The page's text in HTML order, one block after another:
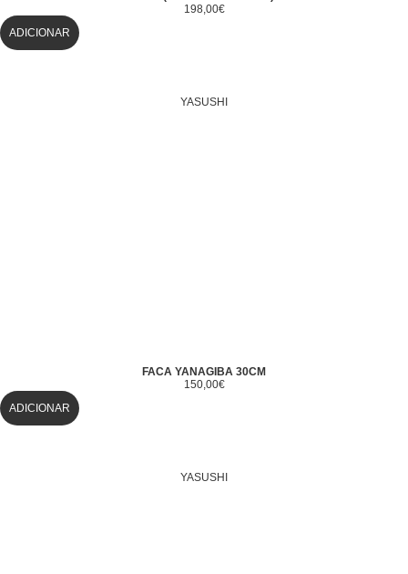
198,00€
ADICIONAR
YASUSHI
FACA YANAGIBA 30CM
150,00€
ADICIONAR
YASUSHI